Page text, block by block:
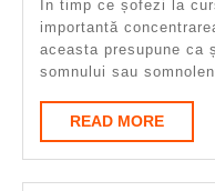
În timp ce șofezi la
importantă
aceasta presupune
somnului sau
READ MOREREAD
MORE